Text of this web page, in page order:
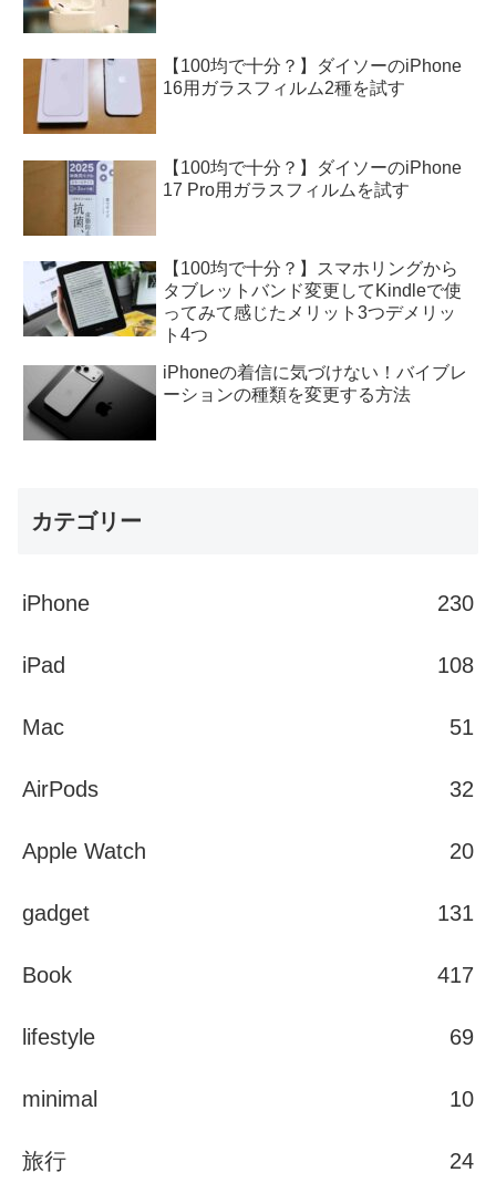
【100均で十分？】ダイソーのiPhone
16用ガラスフィルム2種を試す
【100均で十分？】ダイソーのiPhone
17 Pro用ガラスフィルムを試す
【100均で十分？】スマホリングから
タブレットバンド変更してKindleで使
ってみて感じたメリット3つデメリッ
ト4つ
iPhoneの着信に気づけない！バイブレ
ーションの種類を変更する方法
カテゴリー
iPhone 230
iPad 108
Mac 51
AirPods 32
Apple Watch 20
gadget 131
Book 417
lifestyle 69
minimal 10
旅行 24